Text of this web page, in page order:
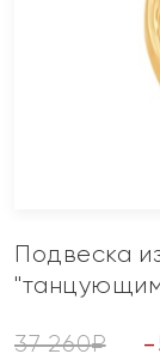
Подвеска
37 260₽ -